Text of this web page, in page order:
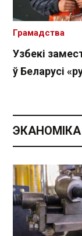
Узбекі
ў Беларусі
Грамадства
ЭКАНОМІКА